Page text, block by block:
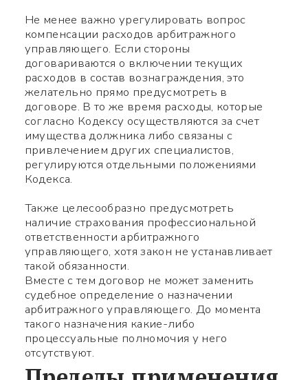
Не менее важно урегулировать вопрос
компенсации расходов арбитражного
управляющего. Если стороны
договариваются о включении текущих
расходов в состав вознаграждения, это
желательно прямо предусмотреть в
договоре. В то же время расходы, которые
согласно Кодексу осуществляются за счет
имущества должника либо связаны с
привлечением других специалистов,
регулируются отдельными положениями
Кодекса.
Также целесообразно предусмотреть
наличие страхования профессиональной
ответственности арбитражного
управляющего, хотя закон не устанавливает
такой обязанности.
Вместе с тем договор не может заменить
судебное определение о назначении
арбитражного управляющего. До момента
такого назначения какие-либо
процессуальные полномочия у него
отсутствуют.